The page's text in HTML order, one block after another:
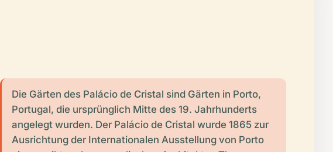
Die Gärten des Palácio de Cristal sind Gärten in Porto,
Portugal, die ursprünglich Mitte des 19. Jahrhunderts
angelegt wurden. Der Palácio de Cristal wurde 1865 zur
Ausrichtung der Internationalen Ausstellung von Porto